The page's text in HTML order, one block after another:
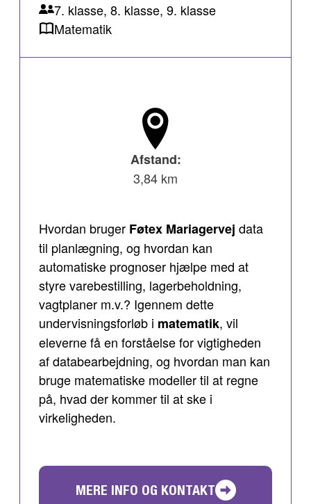
7. klasse, 8. klasse, 9. klasse
Matematik
Afstand:
3,84 km
Hvordan bruger Føtex Mariagervej data
til planlægning, og hvordan kan
automatiske prognoser hjælpe med at
styre varebestilling, lagerbeholdning,
vagtplaner m.v.? Igennem dette
undervisningsforløb i matematik, vil
eleverne få en forståelse for vigtigheden
af databearbejdning, og hvordan man kan
bruge matematiske modeller til at regne
på, hvad der kommer til at ske i
virkeligheden.
MERE INFO OG KONTAKT